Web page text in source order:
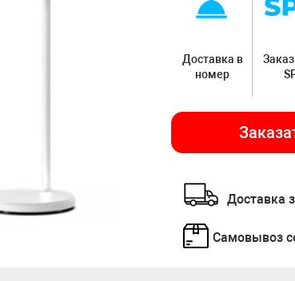
Доставка в
номер
Заказ
Доставка
Самовывоз